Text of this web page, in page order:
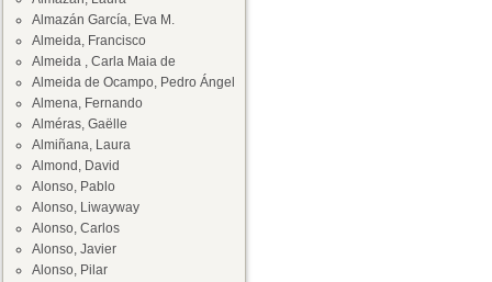
Almazán García, Eva M.
Almeida, Francisco
Almeida , Carla Maia de
Almeida de Ocampo, Pedro Ángel
Almena, Fernando
Alméras, Gaëlle
Almiñana, Laura
Almond, David
Alonso, Pablo
Alonso, Liwayway
Alonso, Carlos
Alonso, Javier
Alonso, Pilar